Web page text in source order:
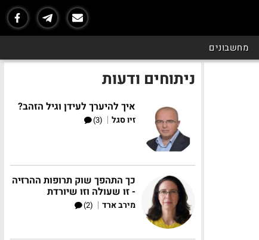
מחשבונים
ניתוחים ודעות
איך להיערך לעידן וגיל הזהב?
זיו סגל |
(3)
כך התהפך שוק תרופות ההרזיה
- זו שעולה וזו שיורדת
מירב ארד |
(2)